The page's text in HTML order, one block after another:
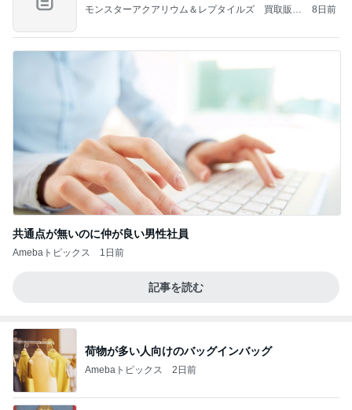
モンスターアクアリウム＆レプタイルズ 買取販売
8日前
共通点が無いのに仲が良い男性社員
Amebaトピックス 1日前
記事を読む
荷物が多い人向けのバッグインバッグ
Amebaトピックス 2日前